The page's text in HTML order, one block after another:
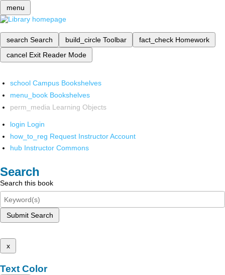
menu
search Search build_circle Toolbar fact_check Homework
cancel Exit Reader Mode
school Campus Bookshelves
menu_book Bookshelves
perm_media Learning Objects
login Login
how_to_reg Request Instructor Account
hub Instructor Commons
Search
Search this book
Submit Search
x
Text Color